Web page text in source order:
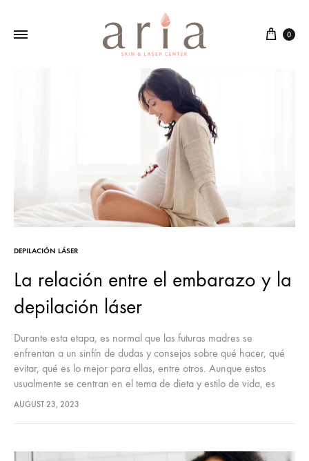
Cart
0
DEPILACIÓN LÁSER
La relación entre el embarazo y la
depilación láser
Durante esta etapa, es normal que las futuras madres se
enfrentan a un sinfín de dudas y consejos sobre qué hacer, qué
evitar, qué es lo mejor para ellas, entre otros. Aunque estos
usualmente se centran en el tema de dieta y estilo de vida, es
normal que surjan incógnitas respecto a la depilación láser.
AUGUST 23, 2023